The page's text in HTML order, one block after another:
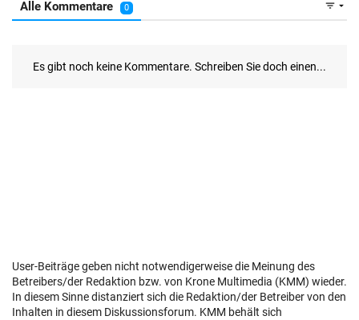
User-Beiträge geben nicht notwendigerweise die Meinung des
Betreibers/der Redaktion bzw. von Krone Multimedia (KMM) wieder.
In diesem Sinne distanziert sich die Redaktion/der Betreiber von den
Inhalten in diesem Diskussionsforum. KMM behält sich